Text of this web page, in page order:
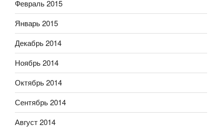
Февраль 2015
Январь 2015
Декабрь 2014
Ноябрь 2014
Октябрь 2014
Сентябрь 2014
Август 2014